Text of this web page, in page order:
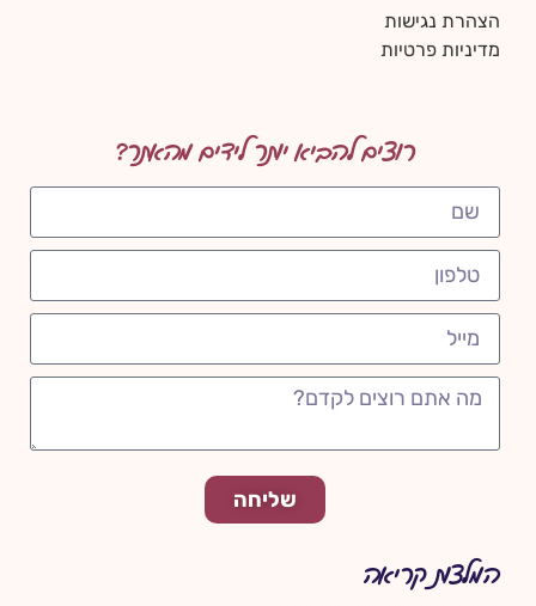
המלצות קריאה
רוצים להביא יותר לידים מהאתר?
שליחה
הצהרת נגישות
מדיניות פרטיות